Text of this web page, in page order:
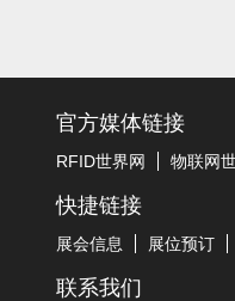
官方媒体链接
RFID世界网 物联网
快捷链接
展会信息 展位预订
联系我们